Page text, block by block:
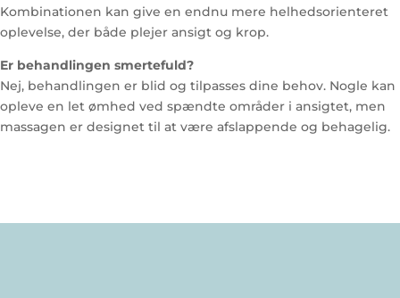
Kombinationen kan give en endnu mere helhedsorienteret
oplevelse, der både plejer ansigt og krop.
Er behandlingen smertefuld?
Nej, behandlingen er blid og tilpasses dine behov. Nogle kan
opleve en let ømhed ved spændte områder i ansigtet, men
massagen er designet til at være afslappende og behagelig.